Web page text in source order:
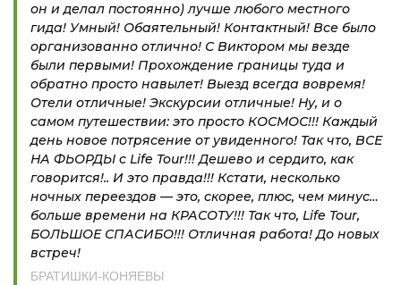
он и делал постоянно) лучше любого местного
гида! Умный! Обаятельный! Контактный! Все было
организованно отлично! С Виктором мы везде
были первыми! Прохождение границы туда и
обратно просто навылет! Выезд всегда вовремя!
Отели отличные! Экскурсии отличные! Ну, и о
самом путешествии: это просто КОСМОС!!! Каждый
день новое потрясение от увиденного! Так что, ВСЕ
НА ФЬОРДЫ с Life Tour!!! Дешево и сердито, как
говорится!.. И это правда!!! Кстати, несколько
ночных переездов — это, скорее, плюс, чем минус…
больше времени на КРАСОТУ!!! Так что, Life Tour,
БОЛЬШОЕ СПАСИБО!!! Отличная работа! До новых
встреч!
БРАТИШКИ-КОНЯЕВЫ